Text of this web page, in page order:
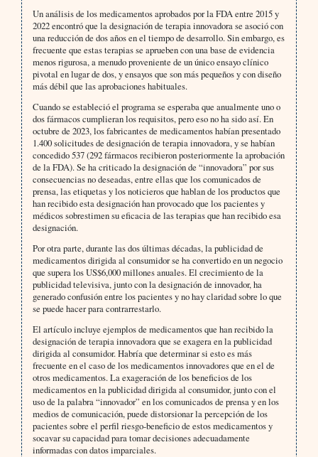
Un análisis de los medicamentos aprobados por la FDA entre 2015 y
2022 encontró que la designación de terapia innovadora se asoció con
una reducción de dos años en el tiempo de desarrollo. Sin embargo, es
frecuente que estas terapias se aprueben con una base de evidencia
menos rigurosa, a menudo proveniente de un único ensayo clínico
pivotal en lugar de dos, y ensayos que son más pequeños y con diseño
más débil que las aprobaciones habituales.
Cuando se estableció el programa se esperaba que anualmente uno o
dos fármacos cumplieran los requisitos, pero eso no ha sido así. En
octubre de 2023, los fabricantes de medicamentos habían presentado
1.400 solicitudes de designación de terapia innovadora, y se habían
concedido 537 (292 fármacos recibieron posteriormente la aprobación
de la FDA). Se ha criticado la designación de “innovadora” por sus
consecuencias no deseadas, entre ellas que los comunicados de
prensa, las etiquetas y los noticieros que hablan de los productos que
han recibido esta designación han provocado que los pacientes y
médicos sobrestimen su eficacia de las terapias que han recibido esa
designación.
Por otra parte, durante las dos últimas décadas, la publicidad de
medicamentos dirigida al consumidor se ha convertido en un negocio
que supera los US$6,000 millones anuales. El crecimiento de la
publicidad televisiva, junto con la designación de innovador, ha
generado confusión entre los pacientes y no hay claridad sobre lo que
se puede hacer para contrarrestarlo.
El artículo incluye ejemplos de medicamentos que han recibido la
designación de terapia innovadora que se exagera en la publicidad
dirigida al consumidor. Habría que determinar si esto es más
frecuente en el caso de los medicamentos innovadores que en el de
otros medicamentos. La exageración de los beneficios de los
medicamentos en la publicidad dirigida al consumidor, junto con el
uso de la palabra “innovador” en los comunicados de prensa y en los
medios de comunicación, puede distorsionar la percepción de los
pacientes sobre el perfil riesgo-beneficio de estos medicamentos y
socavar su capacidad para tomar decisiones adecuadamente
informadas con datos imparciales.